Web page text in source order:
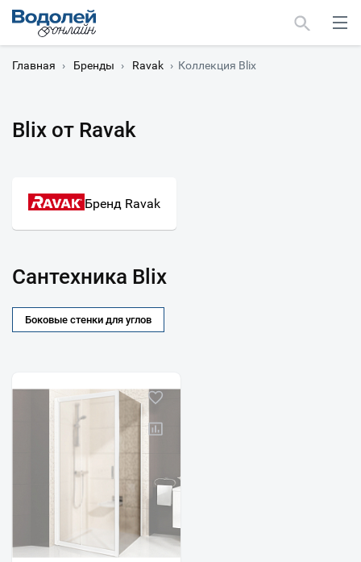
Главная › Бренды › Ravak › Коллекция Blix
Blix от Ravak
Бренд Ravak
Сантехника Blix
Боковые стенки для углов